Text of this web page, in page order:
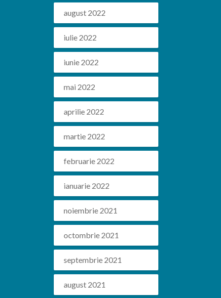
august 2022
iulie 2022
iunie 2022
mai 2022
aprilie 2022
martie 2022
februarie 2022
ianuarie 2022
noiembrie 2021
octombrie 2021
septembrie 2021
august 2021